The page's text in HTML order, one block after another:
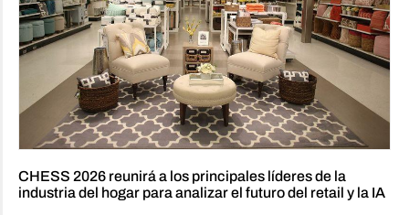
CHESS 2026 reunirá a los principales líderes de la
industria del hogar para analizar el futuro del retail y la IA